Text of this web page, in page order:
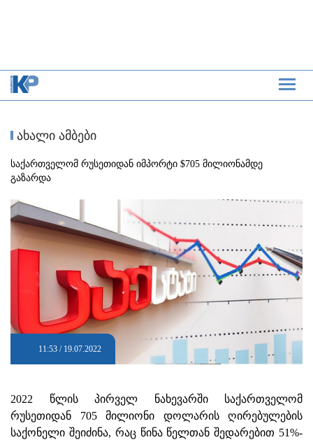
ახალი ამბები
საქართველომ რუსეთიდან იმპორტი $705 მილიონამდე
გაზარდა
11:53 / 19.07.2022
2022 წლის პირველ ნახევარში საქართველომ
რუსეთიდან 705 მილიონი დოლარის ღირებულების
საქონელი შეიძინა, რაც წინა წელთან შედარებით 51%-